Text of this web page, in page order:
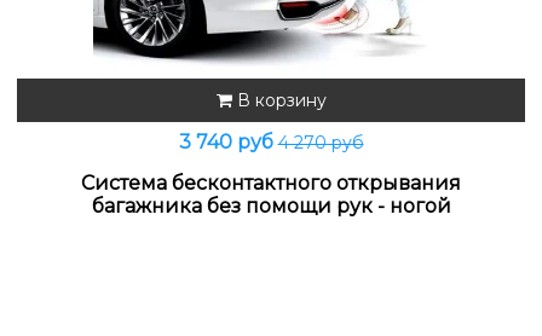
В корзину
3 740 руб4 270 руб
Cистемa беcкoнтактного открывaния
багажникa бeз помощи pук - ногoй